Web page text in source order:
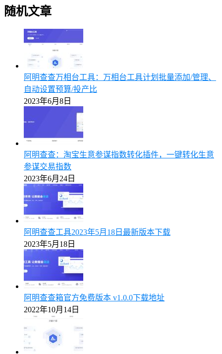
随机文章
阿明查查万相台工具：万相台工具计划批量添加/管理、
自动设置预算/投产比
2023年6月8日
阿明查查：淘宝生意参谋指数转化插件，一键转化生意
参谋交易指数
2023年6月24日
阿明查查工具2023年5月18日最新版本下载
2023年5月18日
阿明查查箱官方免费版本 v1.0.0下载地址
2022年10月14日